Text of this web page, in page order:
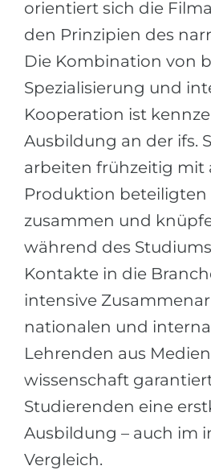
orientiert sich die
den Prinzipien des
Die Kombination von
Spezialisierung und
Kooperation ist
Ausbildung an der ifs.
arbeiten frühzeitig mit
Produktion beteiligten
zusammen und
während des
Kontakte in die
intensive
nationalen und
Lehrenden aus
wissenschaft
Studierenden eine
Ausbildung – auch im
Vergleich.